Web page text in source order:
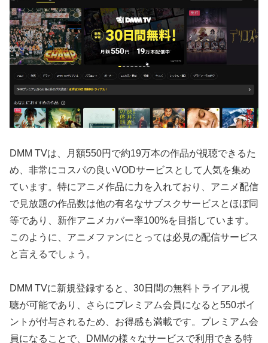
DMM TVは、月額550円で約19万本の作品が視聴できるた
め、非常にコスパの良いVODサービスとして人気を集め
ています。特にアニメ作品に力を入れており、アニメ配信
で見放題の作品数は他の有名なサブスクサービスとほぼ同
等であり、新作アニメカバー率100%を目指しています。
このように、アニメファンにとっては必見の配信サービス
と言えるでしょう。
DMM TVに新規登録すると、30日間の無料トライアル視
聴が可能であり、さらにプレミアム会員になると550ポイ
ントが付与されるため、お得感も満載です。プレミアム会
員になることで、DMMの様々なサービスで利用できる特